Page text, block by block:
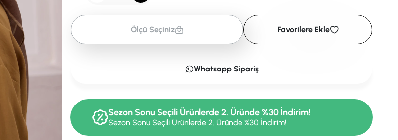
Ölçü Seçiniz Favorilere Ekle
Whatsapp Sipariş
Sezon Sonu Seçili Ürünlerde 2. Üründe %30 İndirim!
Sezon Sonu Seçili Ürünlerde 2. Üründe %30 İndirim!